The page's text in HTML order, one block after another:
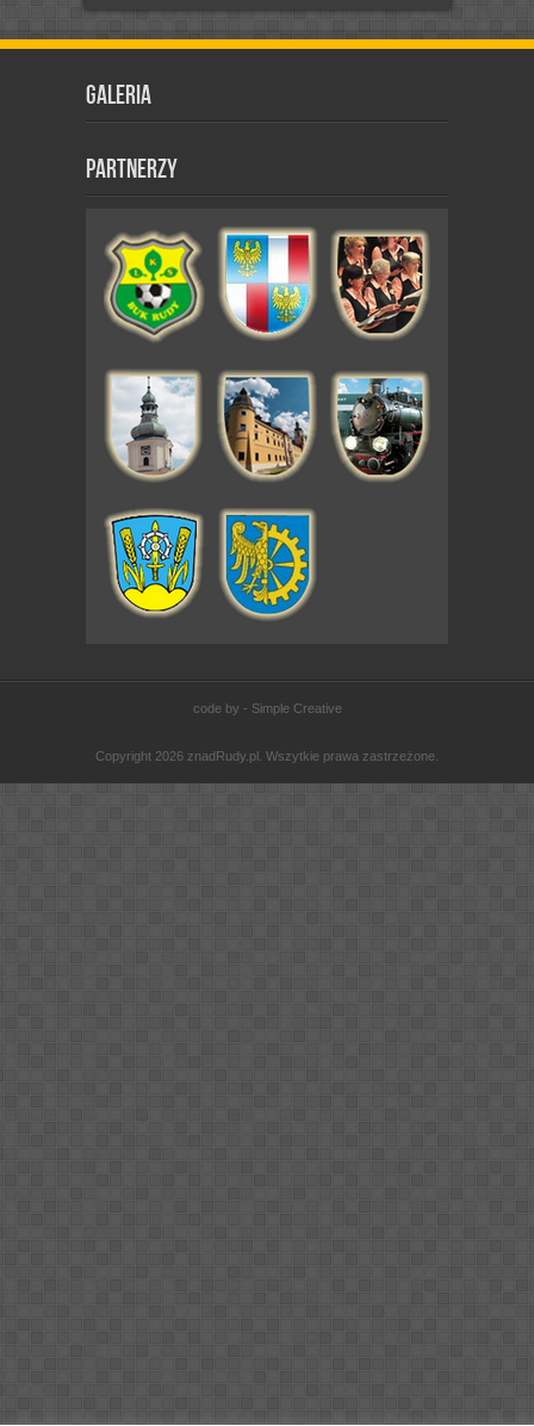
Galeria
Partnerzy
code by - Simple Creative
Copyright 2026 znadRudy.pl. Wszytkie prawa zastrzeżone.